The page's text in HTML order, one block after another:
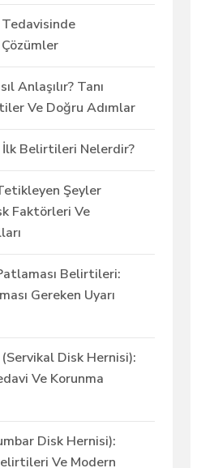
Tedavisinde
Anlaşılır? Tanı
Ve Doğru Adımlar
İlk Belirtileri Nelerdir?
Tetikleyen Şeyler
Faktörleri Ve
Belirtileri:
Gereken Uyarı
(Servikal Disk Hernisi):
Ve Korunma
Disk Hernisi):
Ve Modern